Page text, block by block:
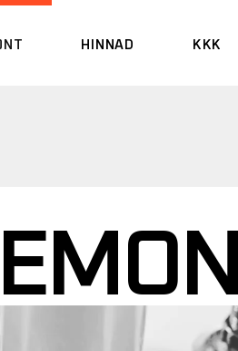
HINNAD KKK